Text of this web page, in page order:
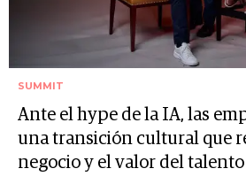
SUMMIT
Ante el hype de la IA, las
una transición cultural que
negocio y el valor del